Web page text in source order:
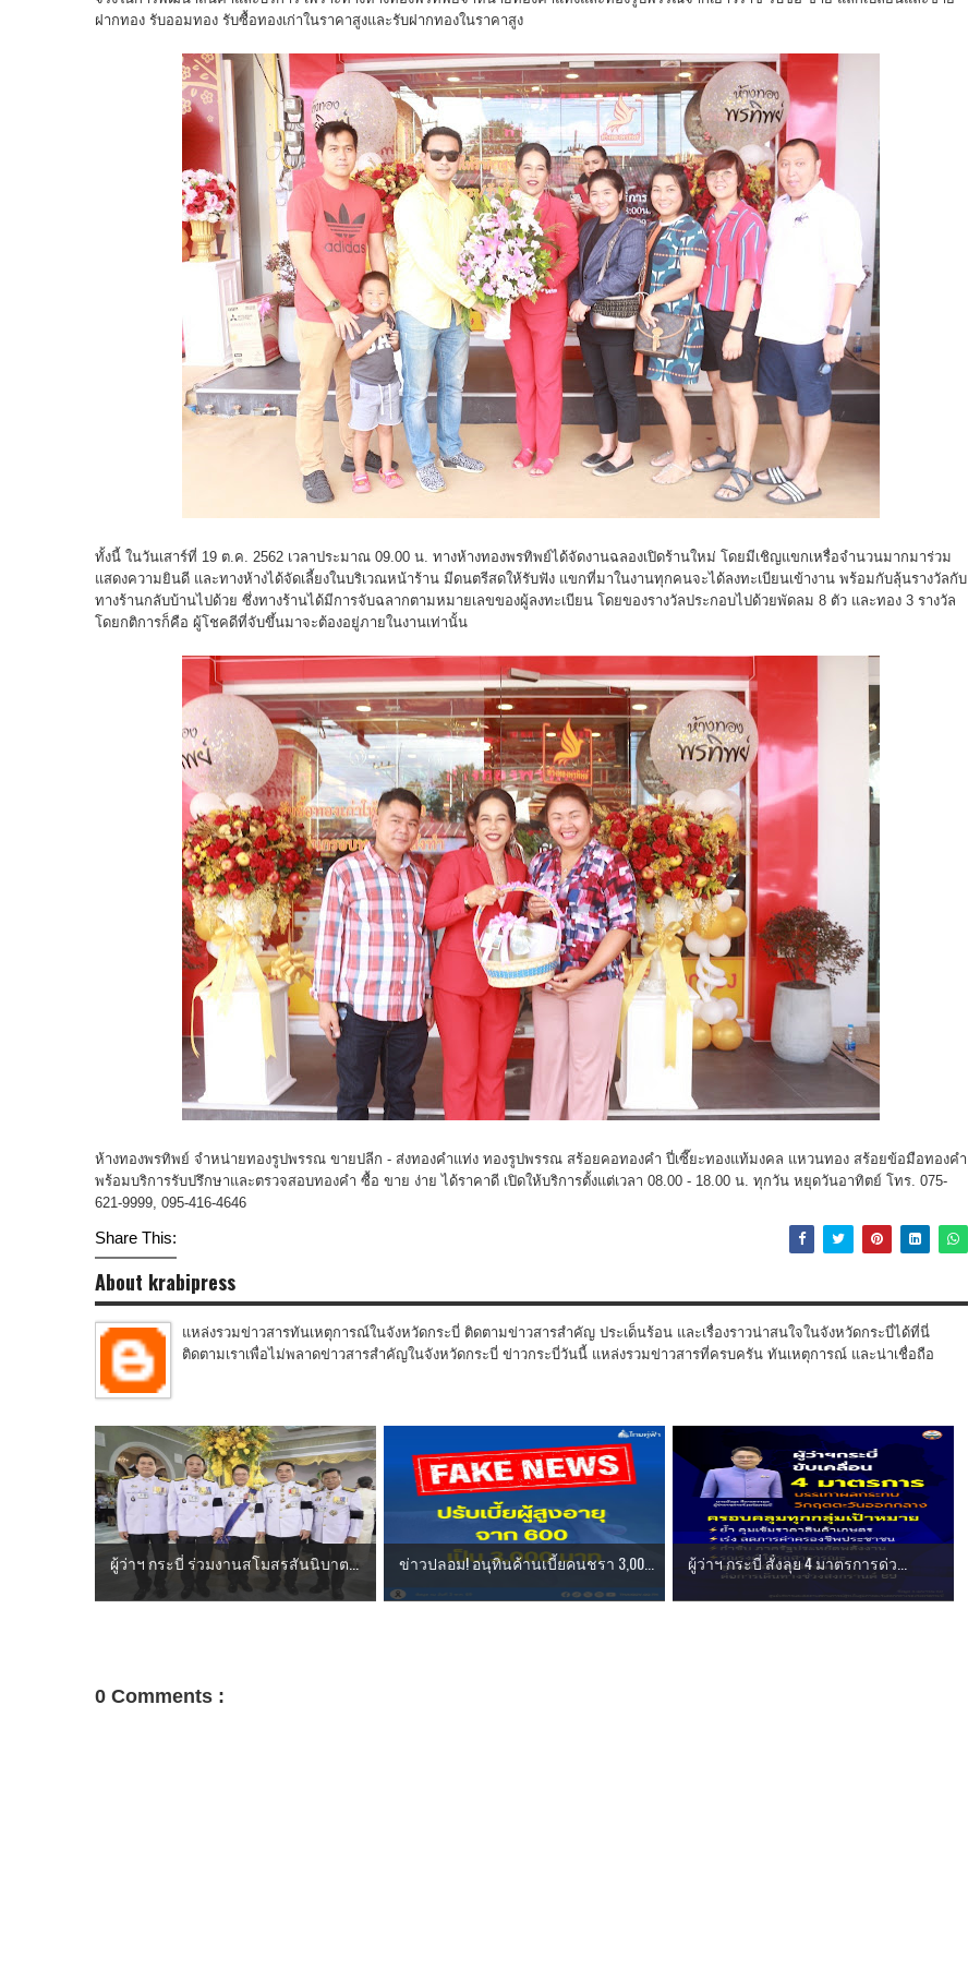
ฝากทอง รับออมทอง รับซื้อทองเก่าในราคาสูงและรับฝากทองในราคาสูง
ทั้งนี้ ในวันเสาร์ที่ 19 ต.ค. 2562 เวลาประมาณ 09.00 น. ทางห้างทองพรทิพย์ได้จัดงานฉลองเปิดร้านใหม่ โดยมีเชิญแขกเหรื่อจำนวนมากมาร่วม
แสดงความยินดี และทางห้างได้จัดเลี้ยงในบริเวณหน้าร้าน มีดนตรีสดให้รับฟัง แขกที่มาในงานทุกคนจะได้ลงทะเบียนเข้างาน พร้อมกับลุ้นรางวัลกับ
ทางร้านกลับบ้านไปด้วย ซึ่งทางร้านได้มีการจับฉลากตามหมายเลขของผู้ลงทะเบียน โดยของรางวัลประกอบไปด้วยพัดลม 8 ตัว และทอง 3 รางวัล
โดยกติการก็คือ ผู้โชคดีที่จับขึ้นมาจะต้องอยู่ภายในงานเท่านั้น
ห้างทองพรทิพย์ จำหน่ายทองรูปพรรณ ขายปลีก - ส่งทองคำแท่ง ทองรูปพรรณ สร้อยคอทองคำ ปี่เซี๊ยะทองแท้มงคล แหวนทอง สร้อยข้อมือทองคำ
พร้อมบริการรับปรึกษาและตรวจสอบทองคำ ซื้อ ขาย ง่าย ได้ราคาดี เปิดให้บริการตั้งแต่เวลา 08.00 - 18.00 น. ทุกวัน หยุดวันอาทิตย์ โทร. 075-
621-9999, 095-416-4646
Share This:
About krabipress
แหล่งรวมข่าวสารทันเหตุการณ์ในจังหวัดกระบี่ ติดตามข่าวสารสำคัญ ประเด็นร้อน และเรื่องราวน่าสนใจในจังหวัดกระบี่ได้ที่นี่
ติดตามเราเพื่อไม่พลาดข่าวสารสำคัญในจังหวัดกระบี่ ข่าวกระบี่วันนี้ แหล่งรวมข่าวสารที่ครบครัน ทันเหตุการณ์ และน่าเชื่อถือ
ผู้ว่าฯ กระบี่ ร่วมงานสโมสรสันนิบาต... ข่าวปลอม! อนุทินค้านเบี้ยคนชรา 3,00... ผู้ว่าฯ กระบี่ สั่งลุย 4 มาตรการด่ว...
0 Comments :